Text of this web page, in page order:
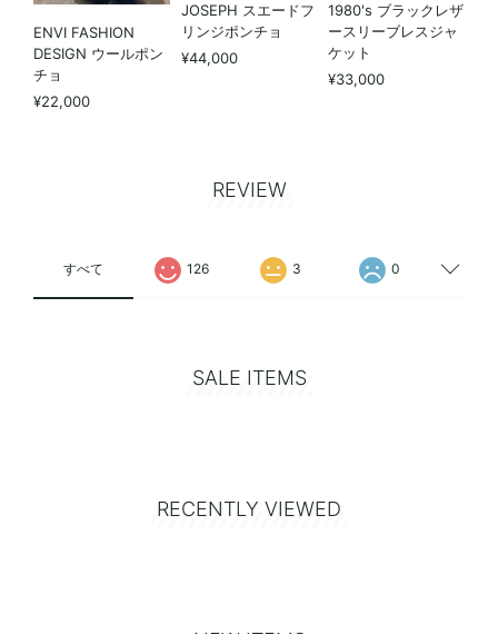
ENVI FASHION
DESIGN ウールポン
チョ
¥22,000
JOSEPH スエードフ
リンジポンチョ
¥44,000
1980's ブラックレザ
ースリーブレスジャ
ケット
¥33,000
REVIEW
すべて 126 3 0
SALE ITEMS
RECENTLY VIEWED